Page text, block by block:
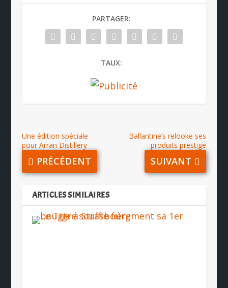
PARTAGER:
TAUX:
Une édition spéciale
pour Arran Distillery
PRÉCÉDENT
Ballantine’s relooke ses
produits prestige
SUIVANT
ARTICLES SIMILAIRES